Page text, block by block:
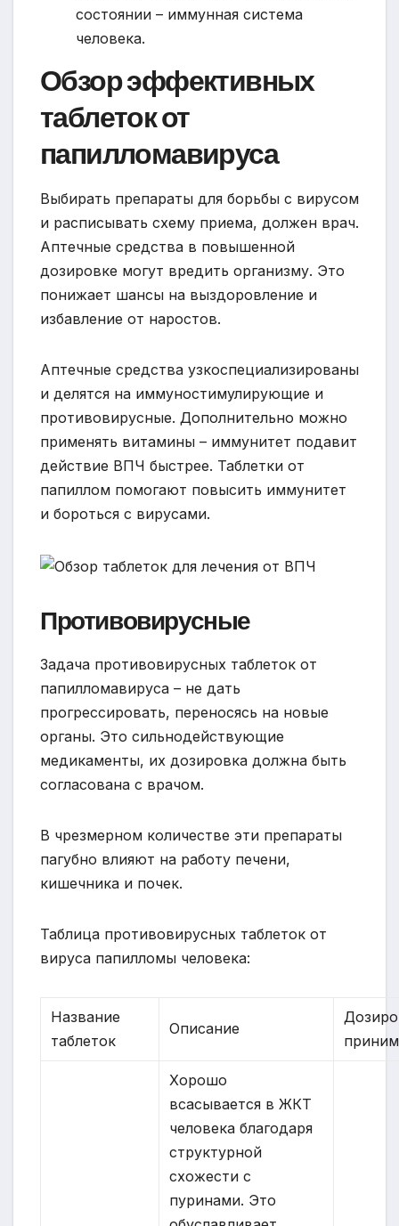
состоянии – иммунная система
человека.
Обзор эффективных
таблеток от
папилломавируса
Выбирать препараты для борьбы с вирусом
и расписывать схему приема, должен врач.
Аптечные средства в повышенной
дозировке могут вредить организму. Это
понижает шансы на выздоровление и
избавление от наростов.
Аптечные средства узкоспециализированы
и делятся на иммуностимулирующие и
противовирусные. Дополнительно можно
применять витамины – иммунитет подавит
действие ВПЧ быстрее. Таблетки от
папиллом помогают повысить иммунитет
и бороться с вирусами.
Противовирусные
Задача противовирусных таблеток от
папилломавируса – не дать
прогрессировать, переносясь на новые
органы. Это сильнодействующие
медикаменты, их дозировка должна быть
согласована с врачом.
В чрезмерном количестве эти препараты
пагубно влияют на работу печени,
кишечника и почек.
Таблица противовирусных таблеток от
вируса папилломы человека:
Название
таблеток
Описание
Хорошо
всасывается в ЖКТ
человека благодаря
структурной
схожести с
пуринами. Это